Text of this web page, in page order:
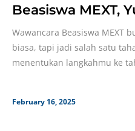
Beasiswa MEXT,
Wawancara Beasiswa MEXT
biasa, tapi jadi salah satu
menentukan langkahmu ke
February 16, 2025